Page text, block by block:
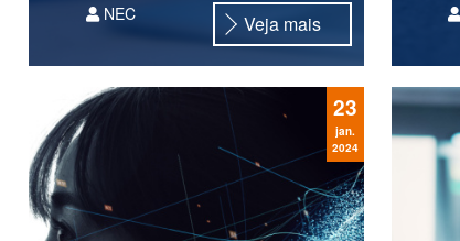
Descubra onde estamos e quais
são as perspectivas para o futuro
do BaaS.
NEC Veja mais
23
jan.
2024